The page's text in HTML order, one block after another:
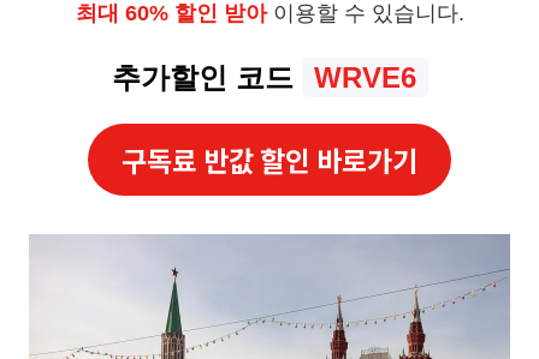
최대 60% 할인 받아이용할 수 있습니다.
추가할인 코드 WRVE6
구독료 반값 할인 바로가기